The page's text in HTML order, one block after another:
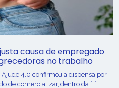
causa de empregado
no trabalho
4.0 confirmou a dispensa por
de comercializar, dentro da […]